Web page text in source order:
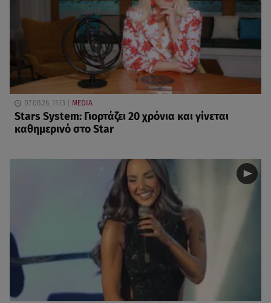
07.08.26, 11:13 MEDIA
Stars System: Γιορτάζει 20 χρόνια και γίνεται
καθημερινό στο Star